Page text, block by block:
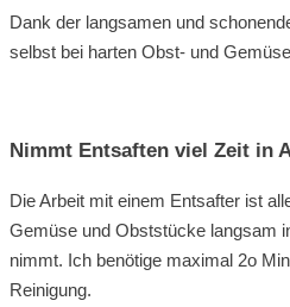
Dank der langsamen und
selbst bei harten Obst- und
Nimmt Entsaften viel Zeit in
Die Arbeit mit einem Entsafter ist
Gemüse und Obststücke langsam
nimmt. Ich benötige maximal 2o
Reinigung.